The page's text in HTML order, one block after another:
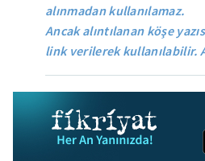
alınmadan kullanılamaz.
Ancak alıntılanan köşe
link verilerek kullanılabilir.